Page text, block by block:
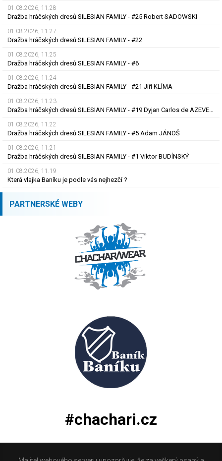
01.08.2026, 11.28
Dražba hráčských dresů SILESIAN FAMILY - #25 Robert SADOWSKI
01.08.2026, 11.27
Dražba hráčských dresů SILESIAN FAMILY - #22
01.08.2026, 11.25
Dražba hráčských dresů SILESIAN FAMILY - #6
01.08.2026, 11.24
Dražba hráčských dresů SILESIAN FAMILY - #21 Jiří KLÍMA
01.08.2026, 11.23
Dražba hráčských dresů SILESIAN FAMILY - #19 Dyjan Carlos de AZEVEDO
01.08.2026, 11.22
Dražba hráčských dresů SILESIAN FAMILY - #5 Adam JÁNOŠ
01.08.2026, 11.21
Dražba hráčských dresů SILESIAN FAMILY - #1 Viktor BUDÍNSKÝ
01.08.2026, 11.19
Která vlajka Baníku je podle vás nejhezčí ?
PARTNERSKÉ WEBY
#chachari.cz